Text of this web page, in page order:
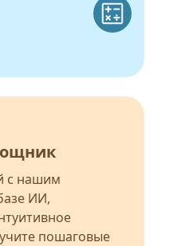
с нашим
ИИ,
пошаговые